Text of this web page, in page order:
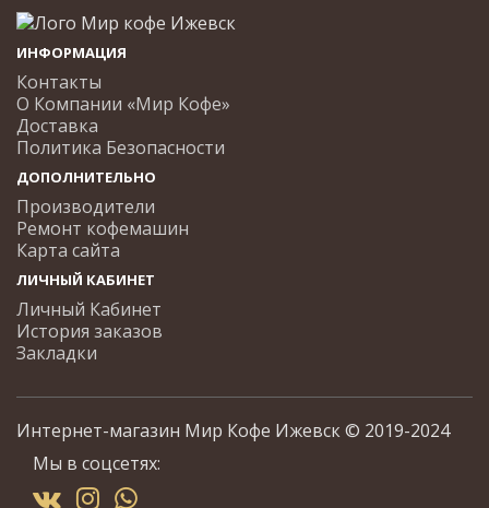
ИНФОРМАЦИЯ
Контакты
О Компании «Мир Кофе»
Доставка
Политика Безопасности
ДОПОЛНИТЕЛЬНО
Производители
Ремонт кофемашин
Карта сайта
ЛИЧНЫЙ КАБИНЕТ
Личный Кабинет
История заказов
Закладки
Интернет-магазин Мир Кофе Ижевск © 2019-2024
Мы в соцсетях: